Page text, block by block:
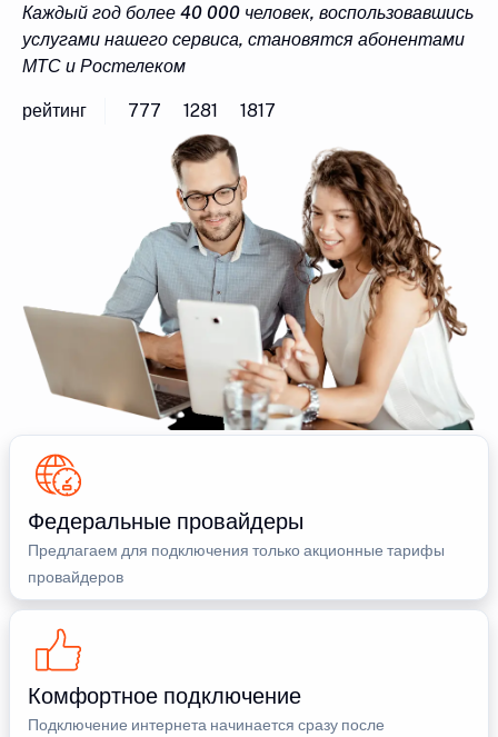
Каждый год более 40 000 человек, воспользовавшись
услугами нашего сервиса, становятся абонентами
МТС и Ростелеком
рейтинг 777 1281 1817
Федеральные провайдеры
Предлагаем для подключения только акционные тарифы
провайдеров
Комфортное подключение
Подключение интернета начинается сразу после